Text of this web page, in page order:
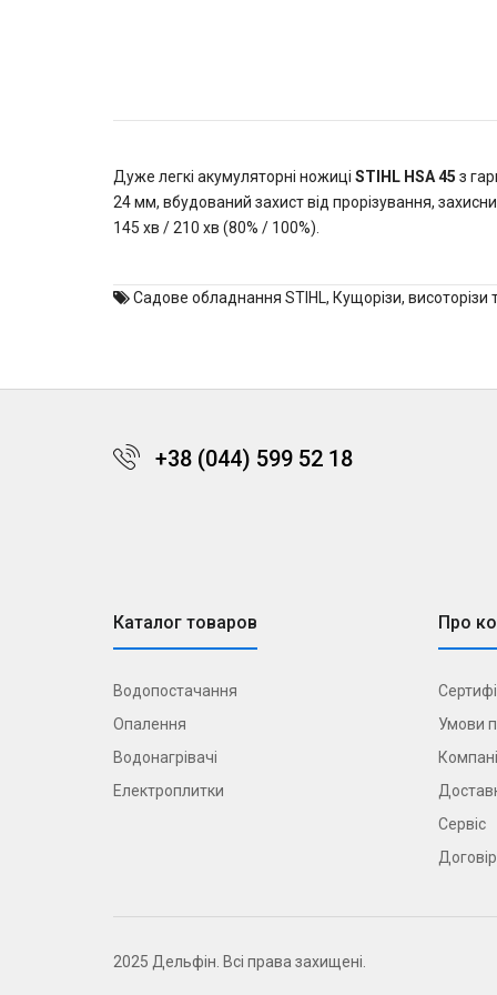
Дуже легкі акумуляторні ножиці STIHL HSA 45 з
24 мм, вбудований захист від прорізування,
145 хв / 210 хв (80% / 100%).
Садове обладнання STIHL, Кущорізи,
+38 (044) 599 52 18
Каталог товаров
Водопостачання
Опалення
Водонагрівачі
Електроплитки
Про
Умови
Сервіс
2025 Дельфін. Всі права захищені.